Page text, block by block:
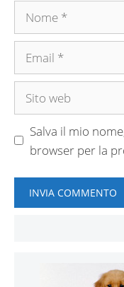
Nome
Email
Sito
Salva il mio
browser per la